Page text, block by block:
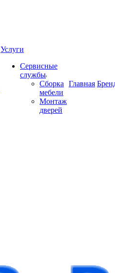
Услуги
Сервисные
службы
Сборка
мебели
Монтаж
дверей
Главная